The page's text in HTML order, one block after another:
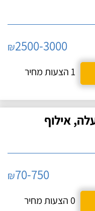
₪2500-3000
1 הצעות מחיר
אילוף
₪70-750
0 הצעות מחיר